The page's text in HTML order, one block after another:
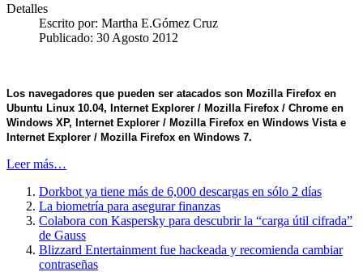
Detalles
Escrito por: Martha E.Gómez Cruz
Publicado: 30 Agosto 2012
Los navegadores que pueden ser atacados son Mozilla Firefox en
Ubuntu Linux 10.04, Internet Explorer / Mozilla Firefox / Chrome en
Windows XP, Internet Explorer / Mozilla Firefox en Windows Vista e
Internet Explorer / Mozilla Firefox en Windows 7.
Leer más…
Dorkbot ya tiene más de 6,000 descargas en sólo 2 días
La biometría para asegurar finanzas
Colabora con Kaspersky para descubrir la “carga útil cifrada”
de Gauss
Blizzard Entertainment fue hackeada y recomienda cambiar
contraseñas